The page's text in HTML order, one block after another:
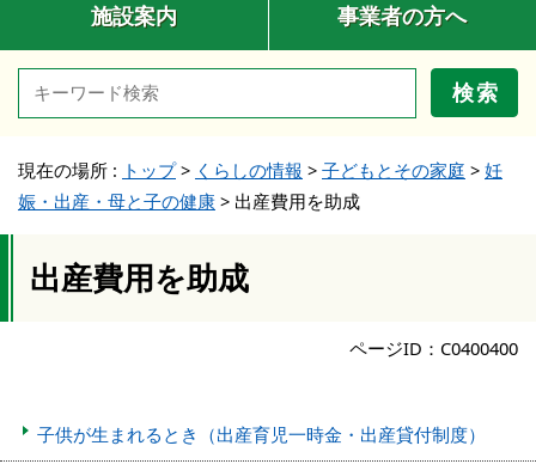
施設案内 事業者の方へ
検索
現在の場所 : トップ> くらしの情報 > 子どもとその家庭 > 妊
娠・出産・母と子の健康 > 出産費用を助成
出産費用を助成
ページID：C0400400
子供が生まれるとき（出産育児一時金・出産貸付制度）